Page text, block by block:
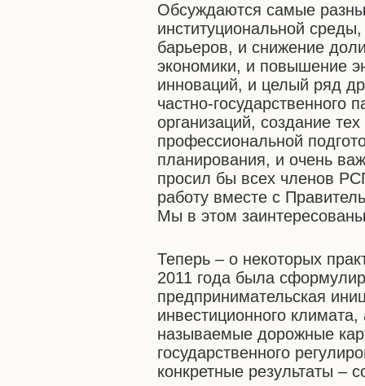
Обсуждаются самые
институциональной
барьеров, и снижение
экономики, и повышение
инноваций, и целый ряд
частно-государственного
организаций, создание
профессиональной
планирования, и очень
просил бы всех членов
работу вместе с
Мы в этом
Теперь – о некоторых
2011 года была
предпринимательская
инвестиционного
называемые дорожные
государственного
конкретные результаты –